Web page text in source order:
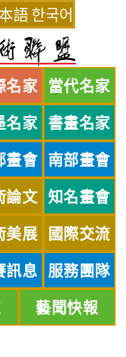
語한국어
名家 當代名家
名家 書畫名家
畫會 南部畫會
論文 知名畫會
美展 國際交流
訊息 服務團隊
藝聞快報